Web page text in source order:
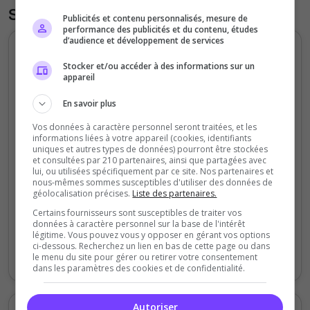
Statistiques
Votes et clics journaliers
0
2
3
4
Samedi Lundi Mardi Mercredi Jeudi Vendredi
Votes Clics
Publicités et contenu personnalisés, mesure de
performance des publicités et du contenu, études
d’audience et développement de services
Stocker et/ou accéder à des informations sur un
appareil
En savoir plus
Vos données à caractère personnel seront traitées, et les
informations liées à votre appareil (cookies, identifiants
uniques et autres types de données) pourront être stockées
et consultées par 210 partenaires, ainsi que partagées avec
lui, ou utilisées spécifiquement par ce site. Nos partenaires et
nous-mêmes sommes susceptibles d'utiliser des données de
géolocalisation précises. Liste des partenaires.
Certains fournisseurs sont susceptibles de traiter vos
données à caractère personnel sur la base de l'intérêt
légitime. Vous pouvez vous y opposer en gérant vos options
ci-dessous. Recherchez un lien en bas de cette page ou dans
le menu du site pour gérer ou retirer votre consentement
dans les paramètres des cookies et de confidentialité.
Autoriser